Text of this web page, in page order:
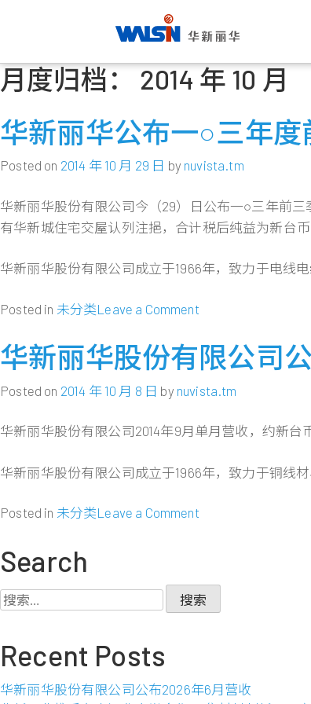
Skip
to
关于华新丽华
年，致力电线电缆、不锈钢、资源事
业、地产开发及再生能源领域，为大
中华区电线电缆与不锈钢产业领导厂
商，至今已发展成为高科技及能源投
进一步瞭解
事业版图
科技应用，在电线电缆、不锈钢、资
源事业、商贸地产及再生能源领域中
厚植实力，朝向制造服务业，成为企
业经营的卓越典范。
进一步瞭解
投资者专栏
员工已逾五万人，总资产逾百亿美
元。瞭解华新丽华的经营格局，你将
找到最丰盈的投资佈局！
进一步瞭解
成为华新人
重心，华新大家庭欢迎你的加入，一
同创造属于彼此的灿烂未来！
月度归档： 2014 年 10 月
华新丽华公布一○三年
Posted on 2014 年 10 月 29 日 by nuvista.tm
华新丽华股份有限公司今（29）日公布一○三年前
有华新城住宅交屋认列注挹，合计税后纯益为新台
华新丽华股份有限公司成立于1966年，致力于电线
Posted in 未分类Leave a Commenton
新
丽
华
布
○
季
财
每
股
华新丽华股份有限公司
Posted on 2014 年 10 月 8 日 by nuvista.tm
华新丽华股份有限公司2014年9月单月营收，约新台
华新丽华股份有限公司成立于1966年，致力于铜线
Posted in 未分类Leave a Commenton
华
股
公
Search
搜
Recent Posts
华新丽华股份有限公司公布2026年6月营收